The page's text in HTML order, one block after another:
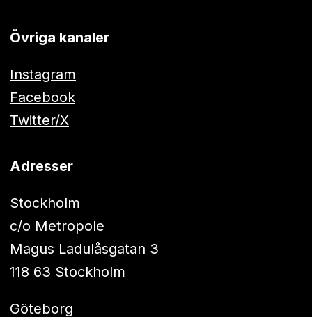
Övriga kanaler
Instagram
Facebook
Twitter/X
Adresser
Stockholm
c/o Metropole
Magus Ladulåsgatan 3
118 63 Stockholm
Göteborg